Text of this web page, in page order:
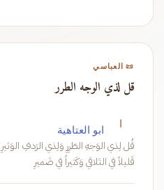
📜 العباسي
قل لذي الوجه الطرر
ا ابو العتاهية
قَليلاً في التَلاقي وَكَثيراً في ضَميرِ